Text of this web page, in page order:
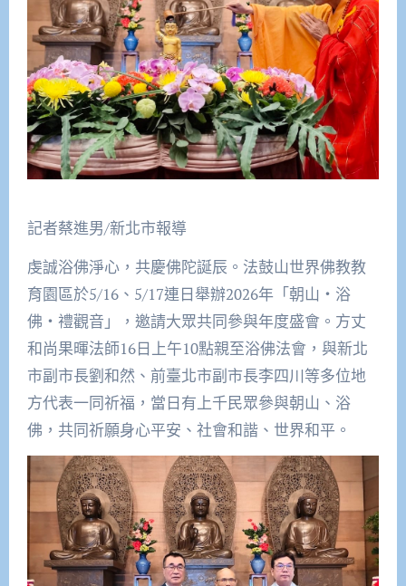
記者蔡進男/新北市報導
虔誠浴佛淨心，共慶佛陀誕辰。法鼓山世界佛教教
育園區於5/16、5/17連日舉辦2026年「朝山‧浴
佛‧禮觀音」，邀請大眾共同參與年度盛會。方丈
和尚果暉法師16日上午10點親至浴佛法會，與新北
市副市長劉和然、前臺北市副市長李四川等多位地
方代表一同祈福，當日有上千民眾參與朝山、浴
佛，共同祈願身心平安、社會和諧、世界和平。